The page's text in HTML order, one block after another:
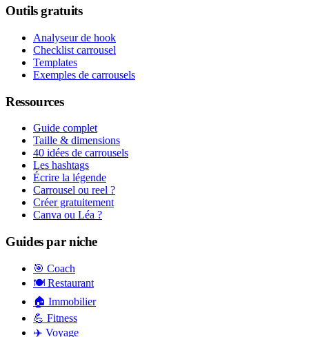
Outils gratuits
Analyseur de hook
Checklist carrousel
Templates
Exemples de carrousels
Ressources
Guide complet
Taille & dimensions
40 idées de carrousels
Les hashtags
Écrire la légende
Carrousel ou reel ?
Créer gratuitement
Canva ou Léa ?
Guides par niche
🎯 Coach
🍽️ Restaurant
🏠 Immobilier
💪 Fitness
✈️ Voyage